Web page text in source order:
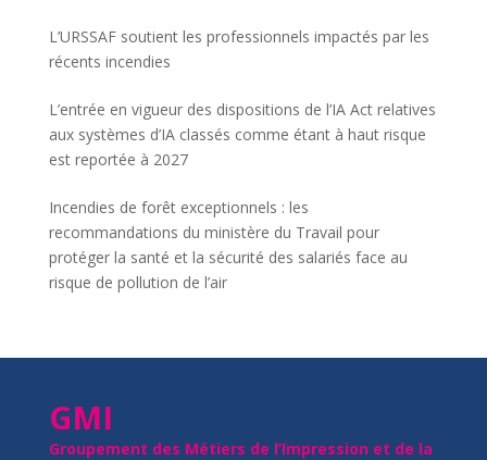
L’URSSAF soutient les professionnels impactés par les
récents incendies
L’entrée en vigueur des dispositions de l’IA Act relatives
aux systèmes d’IA classés comme étant à haut risque
est reportée à 2027
Incendies de forêt exceptionnels : les
recommandations du ministère du Travail pour
protéger la santé et la sécurité des salariés face au
risque de pollution de l’air
GMI
Groupement des Métiers de l’Impression et de la